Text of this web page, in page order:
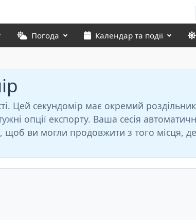
Погода Календар та події
Цей секундомір має окремий
опції експорту. Ваша сесія
щоб ви могли продовжити з того місця, де